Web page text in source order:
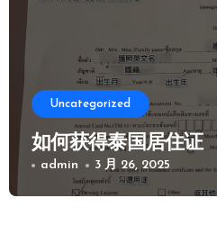
Uncategorized
如何获得泰国居住证
admin 3 月 26, 2025